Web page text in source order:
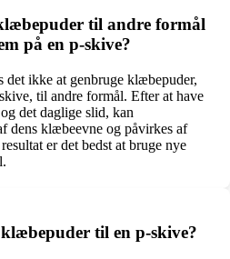
til andre formål
på en p-skive?
det ikke at genbruge klæbepuder,
til andre formål. Efter at have
det daglige slid, kan
dens klæbeevne og påvirkes af
er det bedst at bruge nye
til en p-skive?